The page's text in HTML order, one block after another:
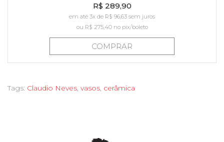
R$ 289,90
em até 3x de R$ 96,63 sem juros
ou R$ 275,40no pix/boleto
COMPRAR
Tags: Claudio Neves, vasos, cerâmica